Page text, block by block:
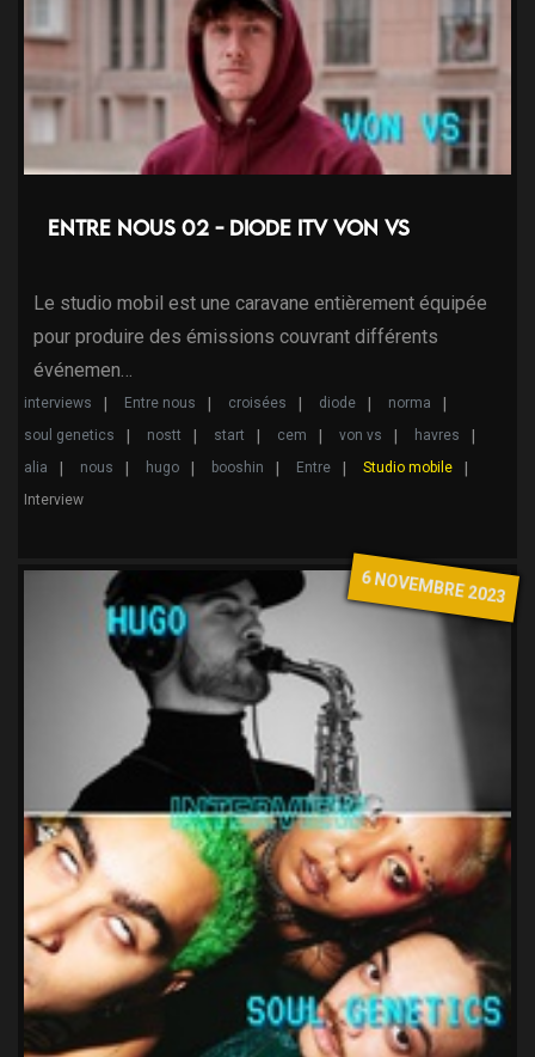
Entre nous 02 - Diode ITV Von VS
Le studio mobil est une caravane entièrement équipée
pour produire des émissions couvrant différents
événemen…
interviews Entre nous croisées diode
norma
soul genetics
nostt start cem von vs
havres
alia
nous hugo booshin Entre
Studio mobile
Interview
6 NOVEMBRE 2023